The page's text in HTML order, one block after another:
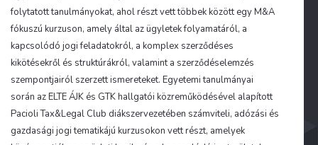
folytatott tanulmányokat, ahol részt vett többek között egy M&A
fókuszú kurzuson, amely által az ügyletek folyamatáról, a
kapcsolódó jogi feladatokról, a komplex szerződéses
kikötésekről és struktúrákról, valamint a szerződéselemzés
szempontjairól szerzett ismereteket. Egyetemi tanulmányai
során az ELTE ÁJK és GTK hallgatói közreműködésével alapított
Pacioli Tax&Legal Club diákszervezetében számviteli, adózási és
gazdasági jogi tematikájú kurzusokon vett részt, amelyek